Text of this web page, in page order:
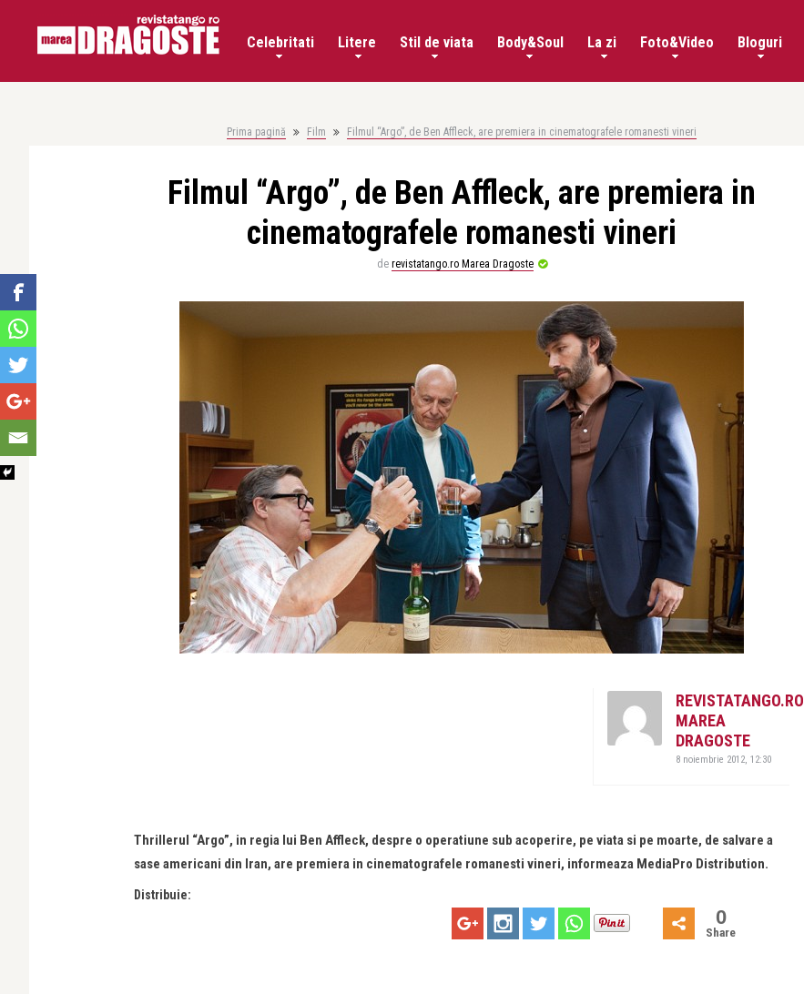
Celebritati Litere Stil de viata Body&Soul La zi Foto&Video Bloguri
Prima pagină Film Filmul “Argo”, de Ben Affleck, are premiera in cinematografele romanesti vineri
Filmul “Argo”, de Ben Affleck, are premiera in
cinematografele romanesti vineri
de revistatango.ro Marea Dragoste
REVISTATANGO.RO
MAREA
DRAGOSTE
8 noiembrie 2012, 12:30
Thrillerul “Argo”, in regia lui Ben Affleck, despre o operatiune sub acoperire, pe viata si pe moarte, de salvare a
sase americani din Iran, are premiera in cinematografele romanesti vineri, informeaza MediaPro Distribution.
Distribuie:
0
Share